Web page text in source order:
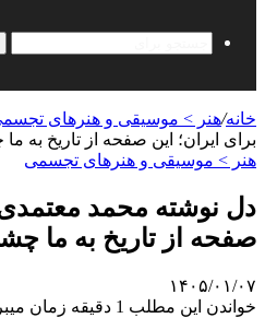
خانه/هنر > موسیقی و هنرهای
برای ایران؛ این صفحه از تاریخ به
هنر > موسیقی و هنرهای تجسمی
دل نوشته محمد معتمدی
صفحه از تاریخ به ما
۱۴۰۵/۰۱/۰۷
خواندن این مطلب 1 دقیقه زمان میبرد